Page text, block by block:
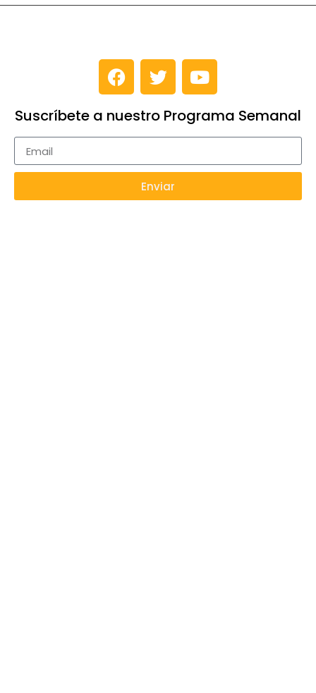
Suscríbete a nuestro Programa Semanal
Enviar